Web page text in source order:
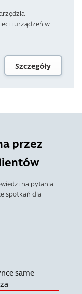
i urządzeń w
Szczegóły
przez
na pytania
spotkań dla
same